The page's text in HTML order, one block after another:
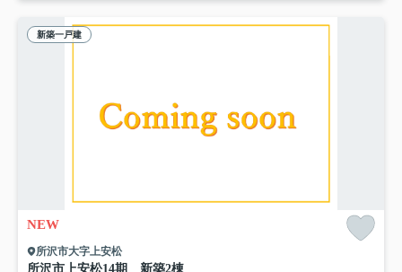
新築一戸建
NEW
所沢市大字上安松
所沢市上安松14期 新築2棟